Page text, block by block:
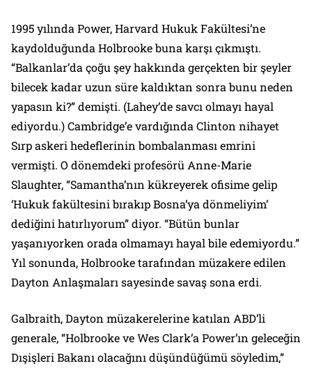
1995 yılında Power, Harvard Hukuk Fakültesi’ne
kaydolduğunda Holbrooke buna karşı çıkmıştı.
“Balkanlar’da çoğu şey hakkında gerçekten bir şeyler
bilecek kadar uzun süre kaldıktan sonra bunu neden
yapasın ki?” demişti. (Lahey’de savcı olmayı hayal
ediyordu.) Cambridge’e vardığında Clinton nihayet
Sırp askeri hedeflerinin bombalanması emrini
vermişti. O dönemdeki profesörü Anne-Marie
Slaughter, “Samantha’nın kükreyerek ofisime gelip
‘Hukuk fakültesini bırakıp Bosna’ya dönmeliyim’
dediğini hatırlıyorum” diyor. “Bütün bunlar
yaşanıyorken orada olmamayı hayal bile edemiyordu.”
Yıl sonunda, Holbrooke tarafından müzakere edilen
Dayton Anlaşmaları sayesinde savaş sona erdi.
Galbraith, Dayton müzakerelerine katılan ABD’li
generale, “Holbrooke ve Wes Clark’a Power’ın geleceğin
Dışişleri Bakanı olacağını düşündüğümü söyledim,”